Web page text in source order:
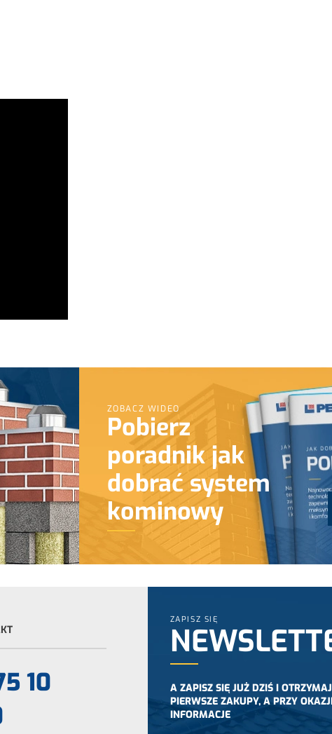
ZOBACZ WIDEO
Pobierz
poradnik jak
dobrać system
kominowy
10
ZAPISZ SIĘ
A ZAPISZ SIĘ JUŻ DZIŚ I
PIERWSZE ZAKUPY, A PRZY
INFORMACJE